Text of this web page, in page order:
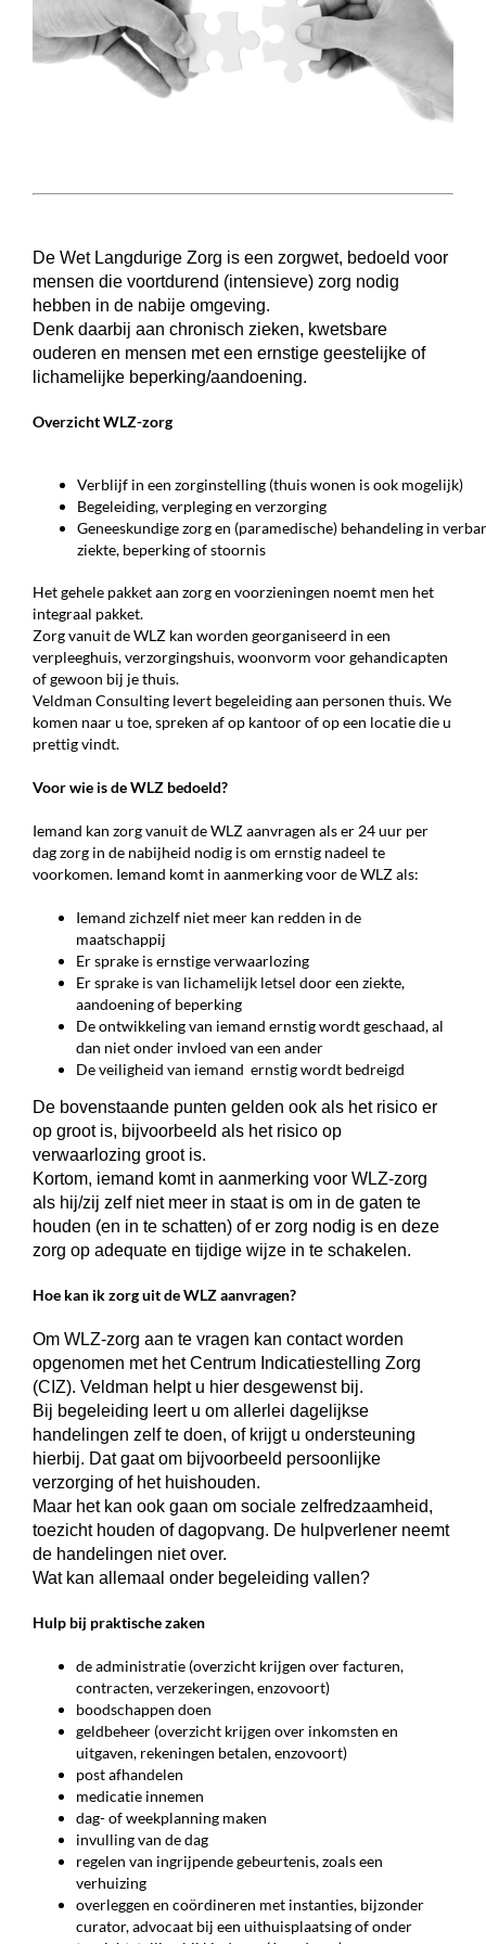
De Wet Langdurige Zorg is een zorgwet, bedoeld voor
mensen die voortdurend (intensieve) zorg nodig
hebben in de nabije omgeving.
Denk daarbij aan chronisch zieken, kwetsbare
ouderen en mensen met een ernstige geestelijke of
lichamelijke beperking/aandoening.
Overzicht WLZ-zorg
Verblijf in een zorginstelling (thuis wonen is ook mogelijk)
Begeleiding, verpleging en verzorging
Geneeskundige zorg en (paramedische) behandeling in
ziekte, beperking of stoornis
Het gehele pakket aan zorg en voorzieningen noemt men het
integraal pakket.
Zorg vanuit de WLZ kan worden georganiseerd in een
verpleeghuis, verzorgingshuis, woonvorm voor gehandicapten
of gewoon bij je thuis.
Veldman Consulting levert begeleiding aan personen thuis. We
komen naar u toe, spreken af op kantoor of op een locatie die u
prettig vindt.
Voor wie is de WLZ bedoeld?
Iemand kan zorg vanuit de WLZ aanvragen als er 24 uur per
dag zorg in de nabijheid nodig is om ernstig nadeel te
voorkomen. Iemand komt in aanmerking voor de WLZ als:
Iemand zichzelf niet meer kan redden in de
maatschappij
Er sprake is ernstige verwaarlozing
Er sprake is van lichamelijk letsel door een ziekte,
aandoening of beperking
De ontwikkeling van iemand ernstig wordt geschaad, al
dan niet onder invloed van een ander
De veiligheid van iemand ernstig wordt bedreigd
De bovenstaande punten gelden ook als het risico er
op groot is, bijvoorbeeld als het risico op
verwaarlozing groot is.
Kortom, iemand komt in aanmerking voor WLZ-zorg
als hij/zij zelf niet meer in staat is om in de gaten te
houden (en in te schatten) of er zorg nodig is en deze
zorg op adequate en tijdige wijze in te schakelen.
Hoe kan ik zorg uit de WLZ aanvragen?
Om WLZ-zorg aan te vragen kan contact worden
opgenomen met het Centrum Indicatiestelling Zorg
(CIZ). Veldman helpt u hier desgewenst bij.
Bij begeleiding leert u om allerlei dagelijkse
handelingen zelf te doen, of krijgt u ondersteuning
hierbij. Dat gaat om bijvoorbeeld persoonlijke
verzorging of het huishouden.
Maar het kan ook gaan om sociale zelfredzaamheid,
toezicht houden of dagopvang. De hulpverlener neemt
de handelingen niet over.
Wat kan allemaal onder begeleiding vallen?
Hulp bij praktische zaken
de administratie (overzicht krijgen over facturen,
contracten, verzekeringen, enzovoort)
boodschappen doen
geldbeheer (overzicht krijgen over inkomsten en
uitgaven, rekeningen betalen, enzovoort)
post afhandelen
medicatie innemen
dag- of weekplanning maken
invulling van de dag
regelen van ingrijpende gebeurtenis, zoals een
verhuizing
overleggen en coördineren met instanties, bijzonder
curator, advocaat bij een uithuisplaatsing of onder